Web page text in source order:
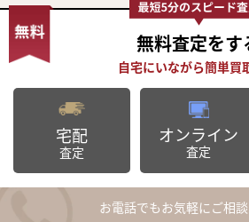
無料査定をす
宅配
査定
オンライン
査定
お電話でもお気軽にご相